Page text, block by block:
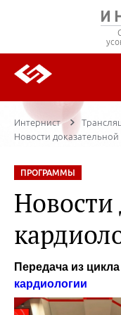
Интернист
Новости
ПРОГРАММЫ
Новости
Передача из цикла
кардиологии